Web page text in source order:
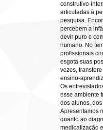
construtivo-
articuladas à
pesquisa.
percebem a
devir puro e
humano. No
profissionais
esgota suas
vezes,
ensino-
Os
esse ambiente
dos alunos,
Apresentamos
quanto ao
medicalização